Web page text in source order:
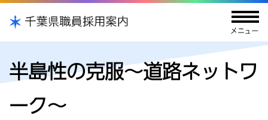
半島性の克服～道路ネットワ
ーク～